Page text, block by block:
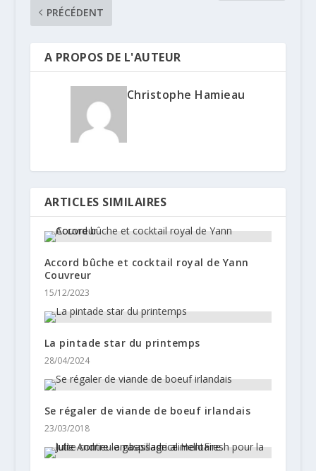
PRÉCÉDENT
A PROPOS DE L'AUTEUR
Christophe Hamieau
ARTICLES SIMILAIRES
Accord bûche et cocktail royal de Yann
Couvreur
15/12/2023
La pintade star du printemps
28/04/2024
Se régaler de viande de boeuf irlandais
23/03/2018